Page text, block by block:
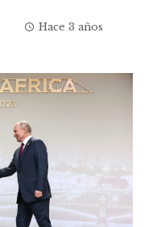
Hace 3 años